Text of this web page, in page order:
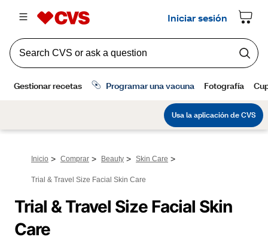
Inicio > Comprar > Beauty > Skin Care >
Trial & Travel Size Facial Skin Care
Trial & Travel Size Facial Skin
Care